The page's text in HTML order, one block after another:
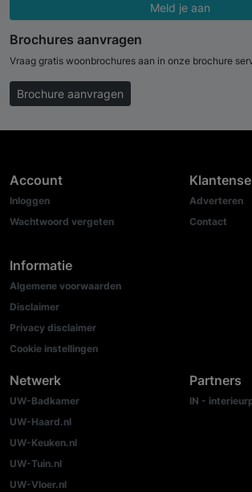
Meld je aan
Brochures aanvragen
Vraag gratis woonbrochures aan in onze brochure
Brochure aanvragen
Account
Inloggen
Wachtwoord vergeten
Informatie
Algemene voorwaarden
Disclaimer
Privacy disclaimer
Cookie instellingen
Adverteren
Contact
Netwerk
UW-Badkamer
UW-Haard.nl
UW-Keuken.nl
UW-Tuin.nl
UW-Vloer.nl
Partners
IN -